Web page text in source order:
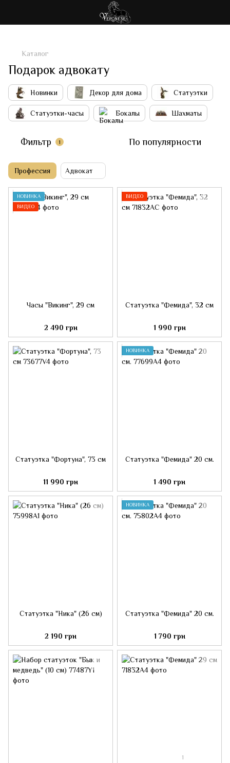
Каталог
Подарок адвокату
Новинки Декор для дома Статуэтки
Статуэтки-часы Бокалы Шахматы
Фильтр 1 По популярности
Профессия Адвокат
НОВИНКА
ВИДЕО
Часы "Викинг", 29 см
2 490 грн
ВИДЕО
Статуэтка "Фемида", 32 см
1 990 грн
Статуэтка "Фортуна", 73 см
11 990 грн
НОВИНКА
Статуэтка "Фемида" 20 см.
1 490 грн
Статуэтка "Ника" (26 см)
2 190 грн
НОВИНКА
Статуэтка "Фемида" 20 см.
1 790 грн
1